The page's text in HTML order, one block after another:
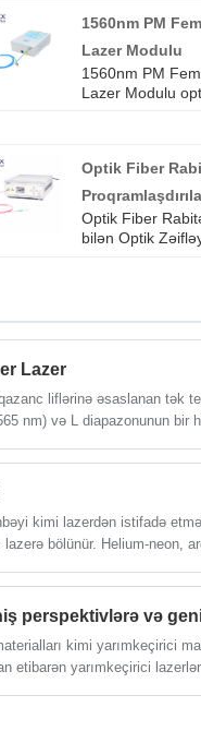
1560nm PM
Lazer Modulu
1560nm PM
Lazer Modulu
parametrlərin
bilərik.
Optik Fiber
Optik Fiber
bilən Optik
nəzarət etmək
Lazer
liflərinə əsaslanan tək
nm) və L diapazonunun bir
aşağı səs-küy
malik zondlamada, optik
kimi lazerdən istifadə
bölünür. Helium-neon,
lazer; Yaqut,
yaxşı monoxrom və
iş günü deyil. və gecə, həm
kimi yarımkeçirici
etibarən yarımkeçirici